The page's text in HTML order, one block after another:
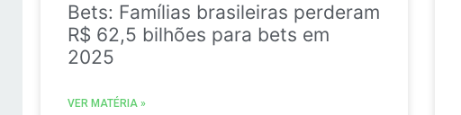
Bets: Famílias brasileiras perderam
R$ 62,5 bilhões para bets em
2025
VER MATÉRIA »